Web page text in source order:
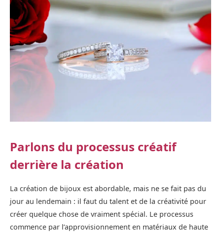
Parlons du processus créatif
derrière la création
La création de bijoux est abordable, mais ne se fait pas du
jour au lendemain : il faut du talent et de la créativité pour
créer quelque chose de vraiment spécial. Le processus
commence par l’approvisionnement en matériaux de haute